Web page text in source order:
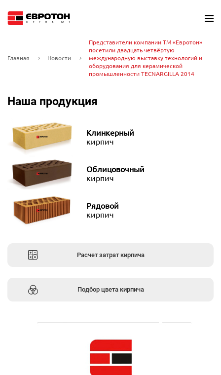
Главная Новости
Представители компании ТМ «Евротон»
посетили двадцать четвёртую
международную выставку технологий и
оборудования для керамической
промышленности TECNARGILLA 2014
Наша продукция
Клинкерный
кирпич
Облицовочный
кирпич
Рядовой
кирпич
Расчет затрат кирпича
Подбор цвета кирпича